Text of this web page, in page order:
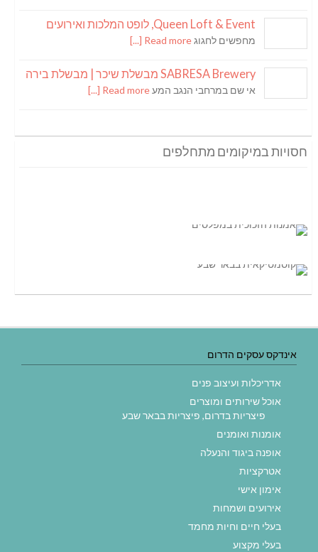
Queen Loft & Event, לופט המלכות ואירועים
מחפשים לחגוגRead more [...]
SABRESA Brewery מבשלת שיכר | מבשלת בירה
אי שם במרחבי הנגב המעRead more [...]
חסויות במיקומים מתחלפים
אינדקס עסקים הדרום
אדריכלות ועיצוב פנים
אוכל שירותים ומוצרים
פיצריות בדרום, פיצריות בבאר שבע
אומנות ואומנים
אופנה ביגוד והנעלה
אטרקציות
אימון אישי
אירועים ושמחות
בעלי חיים וחיות מחמד
בעלי מקצוע